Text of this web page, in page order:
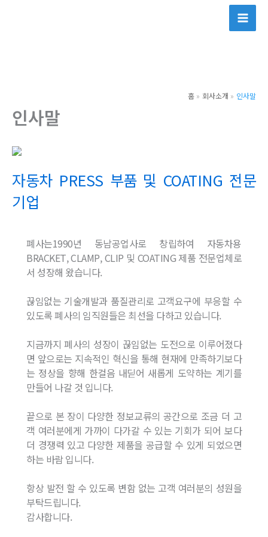
홈 회사소개 인사말
인사말
자동차 PRESS 부품 및 COATING 전문
기업
폐사는1990년 동남공업사로 창립하여 자동차용
BRACKET, CLAMP, CLIP 및 COATING 제품 전문업체로
서 성장해 왔습니다.
끊임없는 기술개발과 품질관리로 고객요구에 부응할 수
있도록 폐사의 임직원들은 최선을 다하고 있습니다.
지금까지 폐사의 성장이 끊임없는 도전으로 이루어졌다
면 앞으로는 지속적인 혁신을 통해 현재에 만족하기보다
는 정상을 향해 한걸음 내딛어 새롭게 도약하는 계기를
만들어 나갈 것 입니다.
끝으로 본 장이 다양한 정보교류의 공간으로 조금 더 고
객 여러분에게 가까이 다가갈 수 있는 기회가 되어 보다
더 경쟁력 있고 다양한 제품을 공급할 수 있게 되었으면
하는 바람 입니다.
항상 발전 할 수 있도록 변함 없는 고객 여러분의 성원을
부탁드립니다.
감사합니다.